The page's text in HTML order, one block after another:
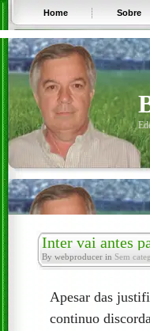
Home Sobre
Inter vai antes
By webproducer in Sem
Apesar das
continuo